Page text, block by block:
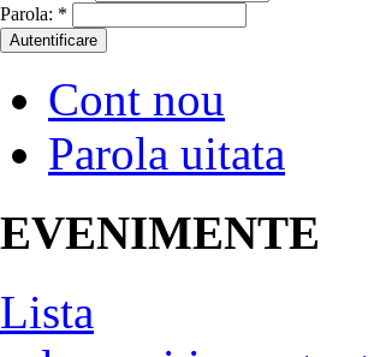
Parola: *
Cont nou
Parola uitata
EVENIMENTE
Lista